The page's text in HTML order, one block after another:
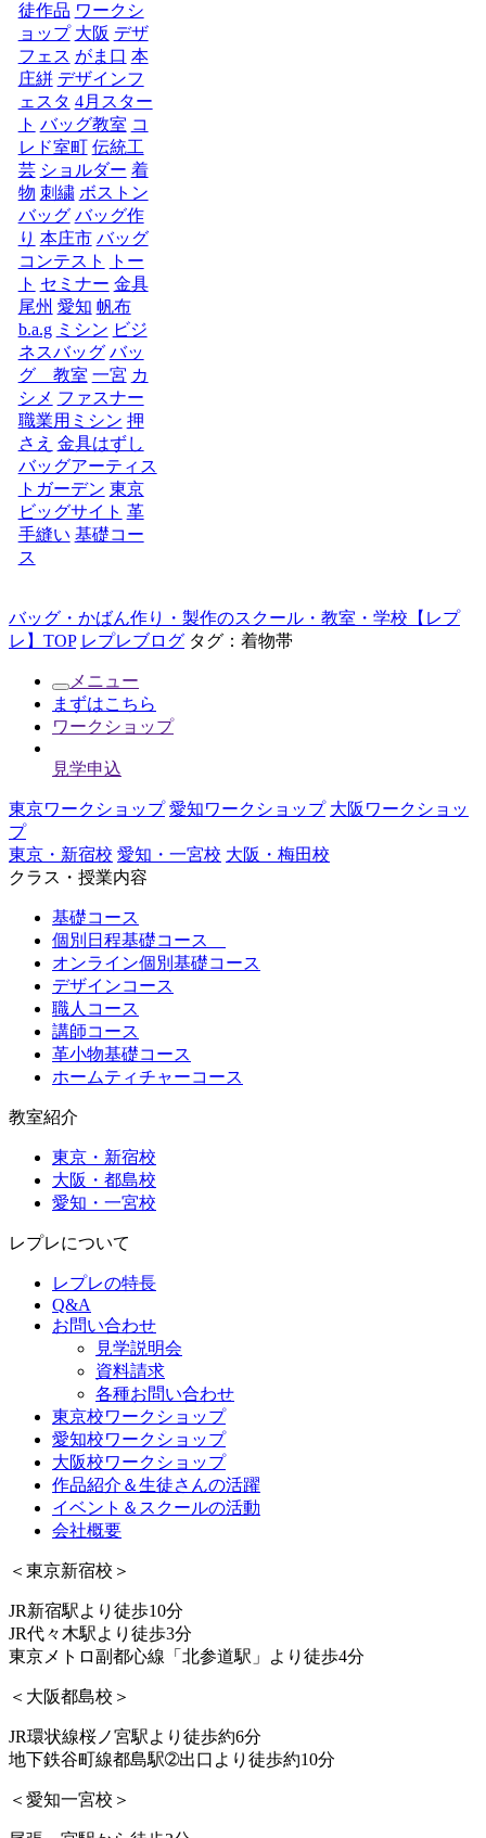
徒作品 ワークシ
ョップ 大阪 デザ
フェス がま口 本
庄絣 デザインフ
ェスタ 4月スター
ト バッグ教室 コ
レド室町 伝統工
芸 ショルダー 着
物 刺繍 ボストン
バッグ バッグ作
り 本庄市 バッグ
コンテスト
トー
ト セミナー 金具
尾州 愛知 帆布
b.a.g ミシン ビジ
ネスバッグ バッ
グ 教室 一宮 カ
シメ ファスナー
職業用ミシン 押
さえ 金具はずし
バッグアーティス
トガーデン 東京
ビッグサイト 革
手縫い 基礎コー
ス
バッグ・かばん作り・製作のスクール・教室・学校【レプ
レ】TOP レプレブログ タグ：着物帯
メニュー
まずはこちら
ワークショップ
見学申込
東京ワークショップ 愛知ワークショップ 大阪ワークショッ
プ
東京・新宿校 愛知・一宮校 大阪・梅田校
クラス・授業内容
基礎コース
個別日程基礎コース
オンライン個別基礎コース
デザインコース
職人コース
講師コース
革小物基礎コース
ホームティチャーコース
教室紹介
東京・新宿校
大阪・都島校
愛知・一宮校
レプレについて
レプレの特長
Q&A
お問い合わせ
見学説明会
資料請求
各種お問い合わせ
東京校ワークショップ
愛知校ワークショップ
大阪校ワークショップ
作品紹介＆生徒さんの活躍
イベント＆スクールの活動
会社概要
＜東京新宿校＞
JR新宿駅より徒歩10分
JR代々木駅より徒歩3分
東京メトロ副都心線「北参道駅」より徒歩4分
＜大阪都島校＞
JR環状線桜ノ宮駅より徒歩約6分
地下鉄谷町線都島駅➁出口より徒歩約10分
＜愛知一宮校＞